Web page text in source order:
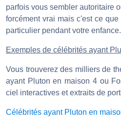
parfois vous sembler autoritaire
forcément vrai mais c'est ce
particulier pendant votre enfance.
Exemples de célébrités ayant
Vous trouverez des milliers de
ayant Pluton en maison 4 ou
ciel interactives et extraits de
Célébrités ayant Pluton en